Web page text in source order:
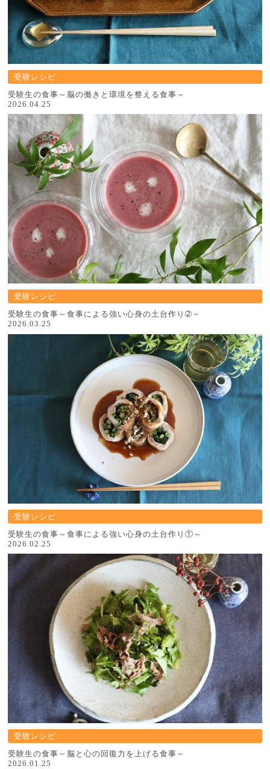
受験レシピ
受験生の食事～脳の働きと環境を整える食事～
2026.04.25
受験レシピ
受験生の食事～食事による強い心身の土台作り➁～
2026.03.25
受験レシピ
受験生の食事～食事による強い心身の土台作り①～
2026.02.25
受験レシピ
受験生の食事～脳と心の回復力を上げる食事～
2026.01.25